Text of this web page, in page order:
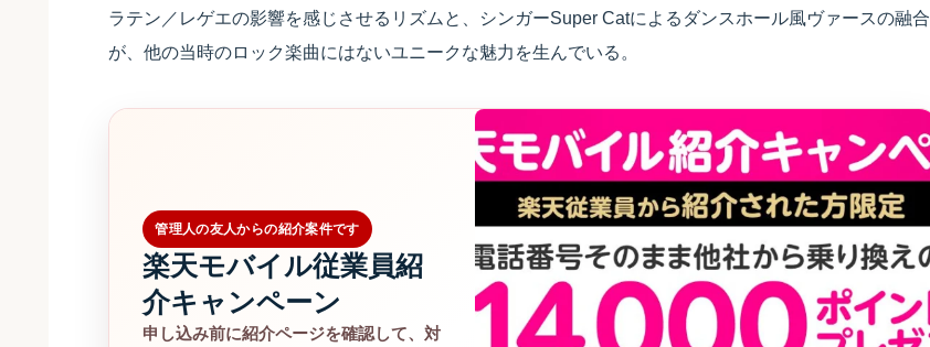
ラテン／レゲエの影響を感じさせるリズムと、シンガーSuper Catによるダンスホール風ヴァースの融合
が、他の当時のロック楽曲にはないユニークな魅力を生んでいる。
管理人の友人からの紹介案件です
楽天モバイル従業員紹
介キャンペーン
申し込み前に紹介ページを確認して、対